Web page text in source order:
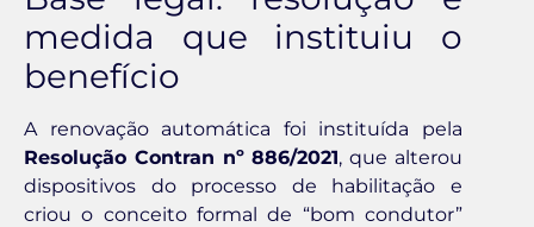
medida que instituiu o
benefício
A renovação automática foi instituída pela
Resolução Contran nº 886/2021, que alterou
dispositivos do processo de habilitação e
criou o conceito formal de “bom condutor”